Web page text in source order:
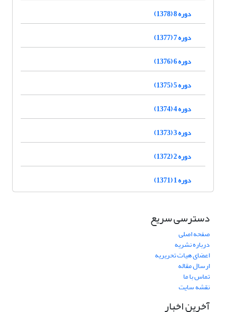
دوره 8 (1378)
دوره 7 (1377)
دوره 6 (1376)
دوره 5 (1375)
دوره 4 (1374)
دوره 3 (1373)
دوره 2 (1372)
دوره 1 (1371)
دسترسی سریع
صفحه اصلی
درباره نشریه
اعضای هیات تحریریه
ارسال مقاله
تماس با ما
نقشه سایت
آخرین اخبار